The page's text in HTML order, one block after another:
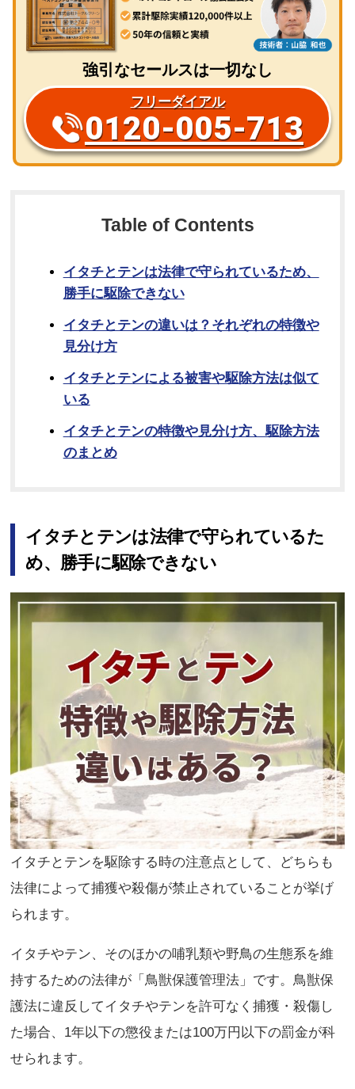
強引なセールスは一切なし
フリーダイアル
0120-005-713
Table of Contents
イタチとテンは法律で守られているため、
勝手に駆除できない
イタチとテンの違いは？それぞれの特徴や
見分け方
イタチとテンによる被害や駆除方法は似て
いる
イタチとテンの特徴や見分け方、駆除方法
のまとめ
イタチとテンは法律で守られているた
め、勝手に駆除できない
イタチとテンを駆除する時の注意点として、どちらも
法律によって捕獲や殺傷が禁止されていることが挙げ
られます。
イタチやテン、そのほかの哺乳類や野鳥の生態系を維
持するための法律が「鳥獣保護管理法」です。鳥獣保
護法に違反してイタチやテンを許可なく捕獲・殺傷し
た場合、1年以下の懲役または100万円以下の罰金が科
せられます。